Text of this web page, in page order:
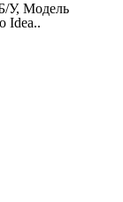
У, Модель
Idea..